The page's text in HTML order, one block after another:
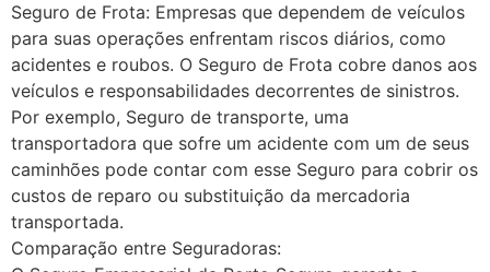
Seguro de Frota: Empresas que dependem de veículos
para suas operações enfrentam riscos diários, como
acidentes e roubos. O Seguro de Frota cobre danos aos
veículos e responsabilidades decorrentes de sinistros.
Por exemplo, Seguro de transporte, uma
transportadora que sofre um acidente com um de seus
caminhões pode contar com esse Seguro para cobrir os
custos de reparo ou substituição da mercadoria
transportada.
Comparação entre Seguradoras: